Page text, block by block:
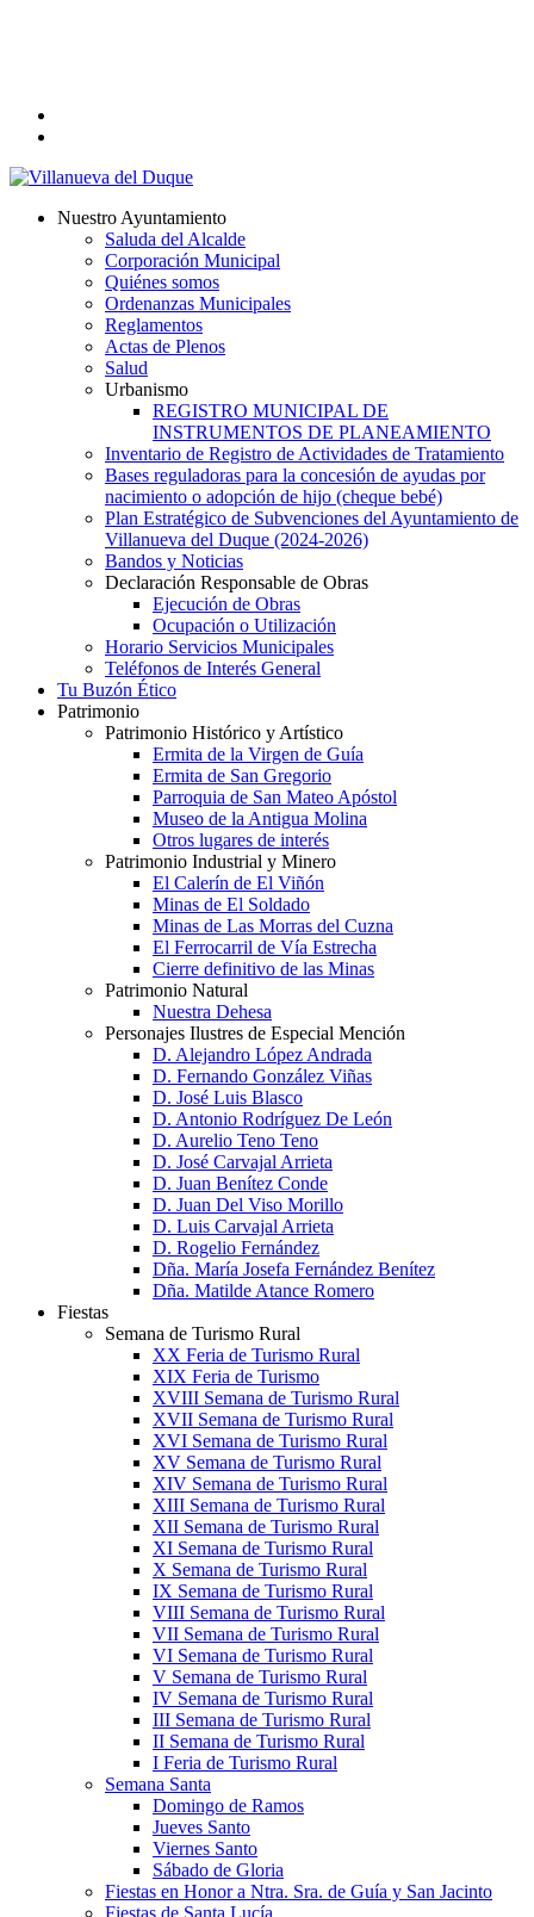
search
Menu
Nuestro Ayuntamiento
Saluda del Alcalde
Corporación Municipal
Quiénes somos
Ordenanzas Municipales
Reglamentos
Actas de Plenos
Salud
Urbanismo
REGISTRO MUNICIPAL DE
INSTRUMENTOS DE PLANEAMIENTO
Inventario de Registro de Actividades de Tratamiento
Bases reguladoras para la concesión de ayudas por
nacimiento o adopción de hijo (cheque bebé)
Plan Estratégico de Subvenciones del Ayuntamiento de
Villanueva del Duque (2024-2026)
Bandos y Noticias
Declaración Responsable de Obras
Ejecución de Obras
Ocupación o Utilización
Horario Servicios Municipales
Teléfonos de Interés General
Tu Buzón Ético
Patrimonio
Patrimonio Histórico y Artístico
Ermita de la Virgen de Guía
Ermita de San Gregorio
Parroquia de San Mateo Apóstol
Museo de la Antigua Molina
Otros lugares de interés
Patrimonio Industrial y Minero
El Calerín de El Viñón
Minas de El Soldado
Minas de Las Morras del Cuzna
El Ferrocarril de Vía Estrecha
Cierre definitivo de las Minas
Patrimonio Natural
Nuestra Dehesa
Personajes Ilustres de Especial Mención
D. Alejandro López Andrada
D. Fernando González Viñas
D. José Luis Blasco
D. Antonio Rodríguez De León
D. Aurelio Teno Teno
D. José Carvajal Arrieta
D. Juan Benítez Conde
D. Juan Del Viso Morillo
D. Luis Carvajal Arrieta
D. Rogelio Fernández
Dña. María Josefa Fernández Benítez
Dña. Matilde Atance Romero
Fiestas
Semana de Turismo Rural
XX Feria de Turismo Rural
XIX Feria de Turismo
XVIII Semana de Turismo Rural
XVII Semana de Turismo Rural
XVI Semana de Turismo Rural
XV Semana de Turismo Rural
XIV Semana de Turismo Rural
XIII Semana de Turismo Rural
XII Semana de Turismo Rural
XI Semana de Turismo Rural
X Semana de Turismo Rural
IX Semana de Turismo Rural
VIII Semana de Turismo Rural
VII Semana de Turismo Rural
VI Semana de Turismo Rural
V Semana de Turismo Rural
IV Semana de Turismo Rural
III Semana de Turismo Rural
II Semana de Turismo Rural
I Feria de Turismo Rural
Semana Santa
Domingo de Ramos
Jueves Santo
Viernes Santo
Sábado de Gloria
Fiestas en Honor a Ntra. Sra. de Guía y San Jacinto
Fiestas de Santa Lucía